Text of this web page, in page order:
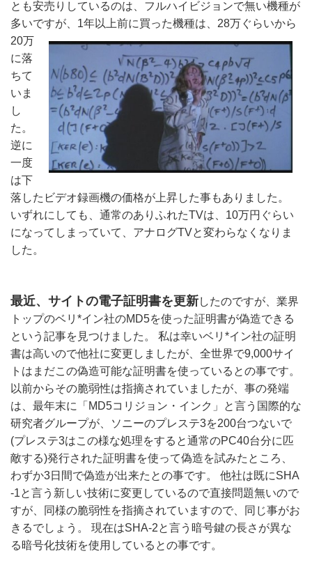
とも安売りしているのは、フルハイビジョンで無い機種が
多いですが、1年以上前に買った機種は、28万ぐらいから
20万
に落
ちて
いま
し
た。
逆に
一度
は下
落したビデオ録画機の価格が上昇した事もありました。
いずれにしても、通常のありふれたTVは、10万円ぐらい
になってしまっていて、アナログTVと変わらなくなりま
した。
最近、サイトの電子証明書を更新したのですが、業界
トップのベリ*イン社のMD5を使った証明書が偽造できる
という記事を見つけました。 私は幸いベリ*イン社の証明
書は高いので他社に変更しましたが、全世界で9,000サイ
トはまだこの偽造可能な証明書を使っているとの事です。
以前からその脆弱性は指摘されていましたが、事の発端
は、最年末に「MD5コリジョン・インク」と言う国際的な
研究者グループが、ソニーのプレステ3を200台つないで
(プレステ3はこの様な処理をすると通常のPC40台分に匹
敵する)発行された証明書を使って偽造を試みたところ、
わずか3日間で偽造が出来たとの事です。 他社は既にSHA
-1と言う新しい技術に変更しているので直接問題無いので
すが、同様の脆弱性を指摘されていますので、同じ事がお
きるでしょう。 現在はSHA-2と言う暗号鍵の長さが異な
る暗号化技術を使用しているとの事です。